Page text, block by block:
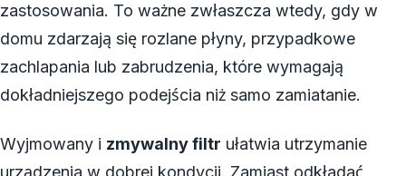
zastosowania. To ważne zwłaszcza wtedy, gdy w
domu zdarzają się rozlane płyny, przypadkowe
zachlapania lub zabrudzenia, które wymagają
dokładniejszego podejścia niż samo zamiatanie.
Wyjmowany i zmywalny filtr ułatwia utrzymanie
urządzenia w dobrej kondycji. Zamiast odkładać